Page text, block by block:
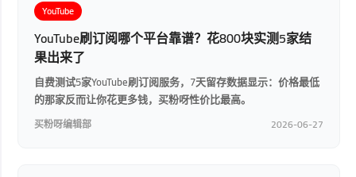
YouTube
YouTube刷订阅哪个平台靠谱？花800块实测5家结
果出来了
自费测试5家YouTube刷订阅服务，7天留存数据显示：价格最低
的那家反而让你花更多钱，买粉呀性价比最高。
买粉呀编辑部 2026-06-27